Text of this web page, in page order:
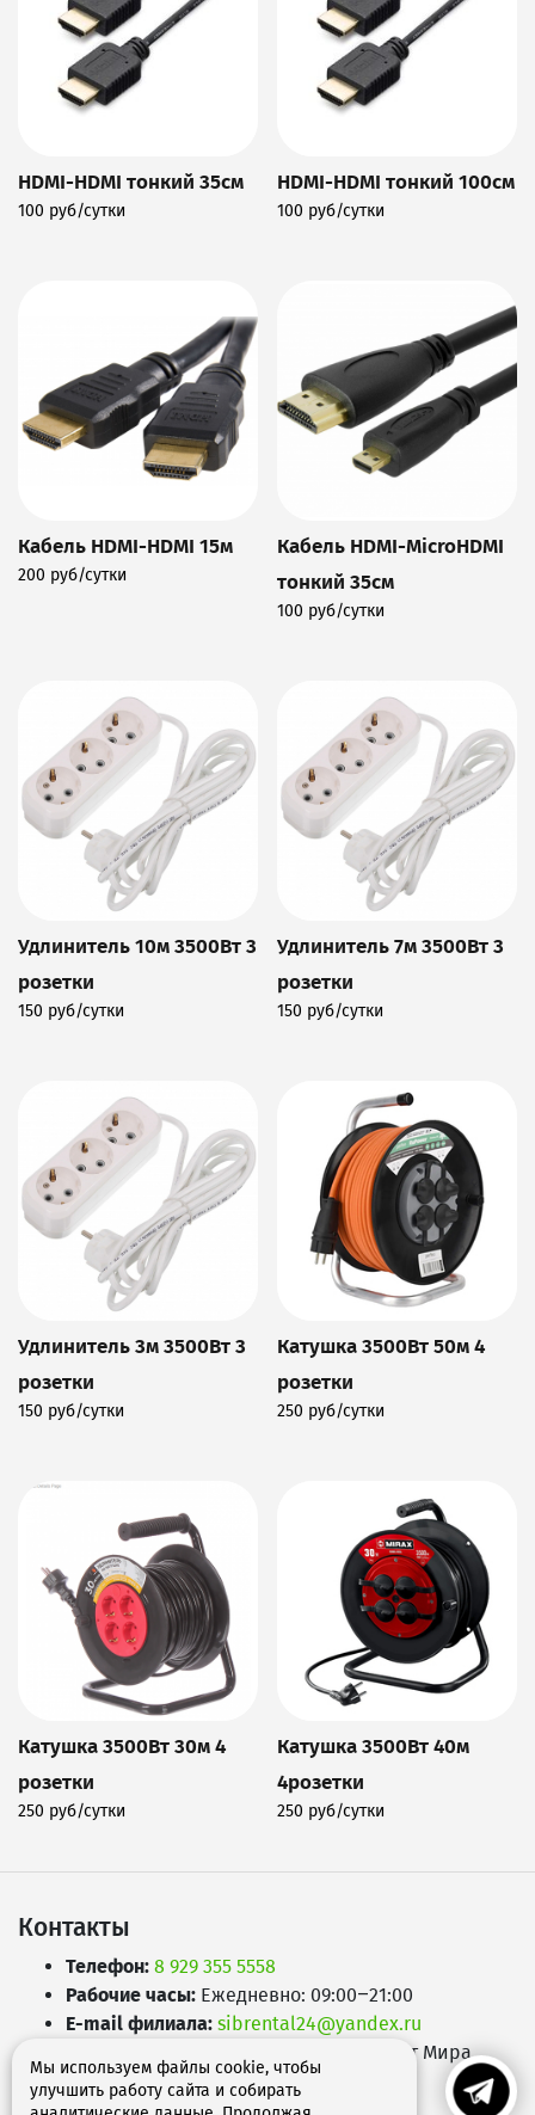
HDMI-HDMI тонкий 35см
100 руб/сутки
HDMI-HDMI тонкий 100см
100 руб/сутки
Кабель HDMI-HDMI 15м
200 руб/сутки
Кабель HDMI-MicroHDMI
тонкий 35см
100 руб/сутки
Удлинитель 10м 3500Вт 3
розетки
150 руб/сутки
Удлинитель 7м 3500Вт 3
розетки
150 руб/сутки
Удлинитель 3м 3500Вт 3
розетки
150 руб/сутки
Катушка 3500Вт 50м 4
розетки
250 руб/сутки
Катушка 3500Вт 30м 4
розетки
250 руб/сутки
Катушка 3500Вт 40м
4розетки
250 руб/сутки
Контакты
Телефон: 8 929 355 5558
Рабочие часы: Ежедневно: 09:00–21:00
E-mail филиала: sibrental24@yandex.ru
Проспект Мира,
д.65А
Мы используем файлы cookie, чтобы
улучшить работу сайта и собирать